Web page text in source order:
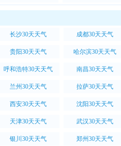
长沙30天天气 成都30天天气
贵阳30天天气 哈尔滨30天天气
呼和浩特30天天气 南昌30天天气
兰州30天天气 拉萨30天天气
西安30天天气 沈阳30天天气
天津30天天气 武汉30天天气
银川30天天气 郑州30天天气